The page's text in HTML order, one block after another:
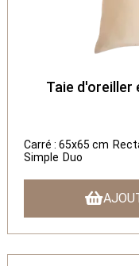
Taie d'oreiller
Carré : 65x65 cm
Simple Duo